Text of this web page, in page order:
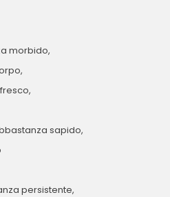
morbido,
sapido,
persistente,